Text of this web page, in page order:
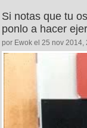
Si notas que tu
ponlo a hacer
por Ewok el 25 nov 2014,